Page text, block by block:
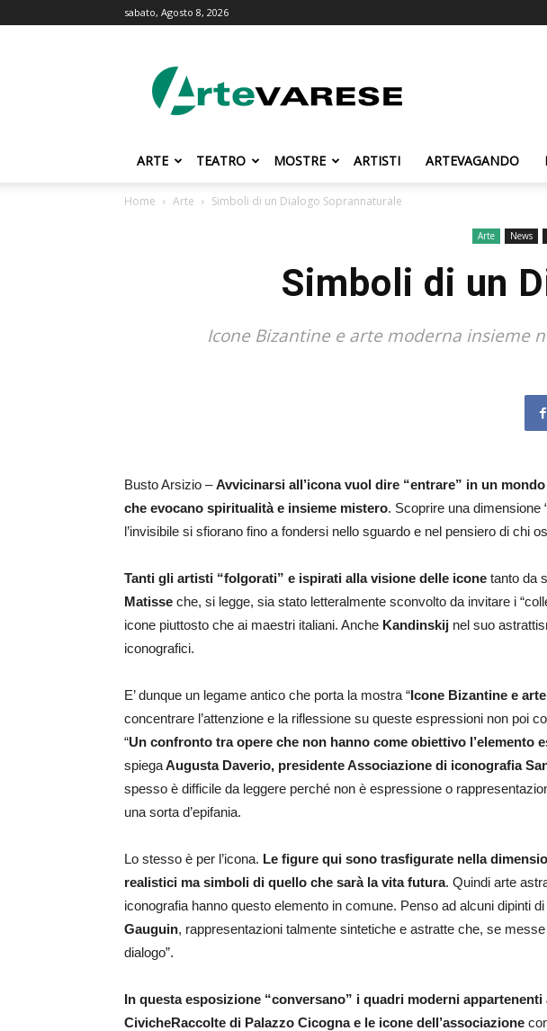
sabato, Agosto 8, 2026
ARTE TEATRO MOSTRE ARTISTI ARTEVAGANDO
Home Arte Simboli di un Dialogo Soprannaturale
Arte News
Simboli di un
Icone Bizantine e arte moderna insieme
Busto Arsizio –Avvicinarsi all’icona vuol dire “entrare” in un
che evocano spiritualità e insieme mistero. Scoprire una dimensione
l’invisibile si sfiorano fino a fondersi nello sguardo e nel pensiero di chi
Tanti gli artisti “folgorati” e ispirati alla visione delle icone tanto da
Matisse che, si legge, sia stato letteralmente sconvolto da invitare i
icone piuttosto che ai maestri italiani. Anche Kandinskij nel suo
iconografici.
E’ dunque un legame antico che porta la mostra “Icone Bizantine e
concentrare l’attenzione e la riflessione su queste espressioni non poi
“Un confronto tra opere che non hanno come obiettivo l’elemento
spiegaAugusta Daverio, presidente Associazione di iconografia
spesso è difficile da leggere perché non è espressione o
una sorta d’epifania.
Lo stesso è per l’icona. Le figure qui sono trasfigurate nella
realistici ma simboli di quello che sarà la vita futura. Quindi arte
iconografia hanno questo elemento in comune. Penso ad alcuni dipinti di
Gauguin, rappresentazioni talmente sintetiche e astratte che, se
dialogo”.
In questa esposizione “conversano” i quadri moderni
CivicheRaccolte di Palazzo Cicogna e le icone dell’associazione